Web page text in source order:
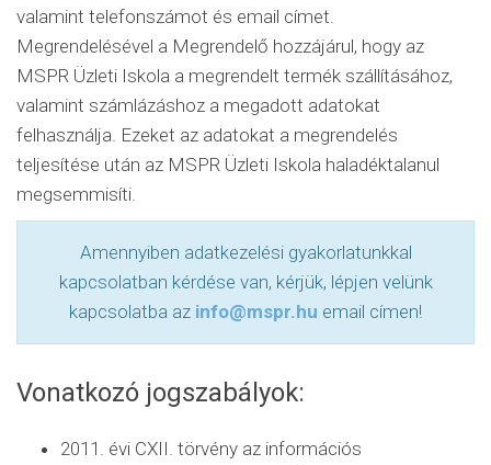
valamint telefonszámot és email címet.
Megrendelésével a Megrendelő hozzájárul, hogy az
MSPR Üzleti Iskola a megrendelt termék szállításához,
valamint számlázáshoz a megadott adatokat
felhasználja. Ezeket az adatokat a megrendelés
teljesítése után az MSPR Üzleti Iskola haladéktalanul
megsemmisíti.
Amennyiben adatkezelési gyakorlatunkkal
kapcsolatban kérdése van, kérjük, lépjen velünk
kapcsolatba az info@mspr.hu email címen!
Vonatkozó jogszabályok:
2011. évi CXII. törvény az információs